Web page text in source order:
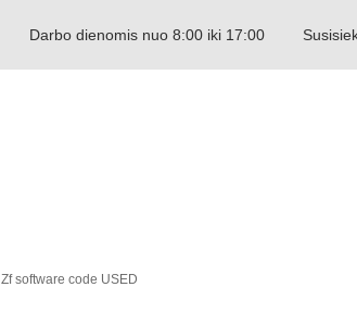
Darbo dienomis nuo 8:00 iki 17:00
Zf software code USED